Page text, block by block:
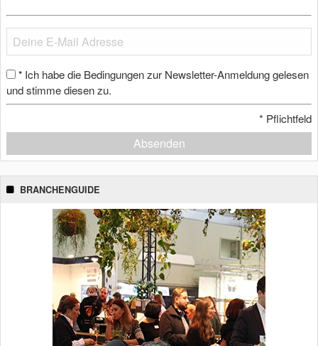
* Ich habe die Bedingungen zur Newsletter-Anmeldung gelesen
und stimme diesen zu.
* Pflichtfeld
Absenden
BRANCHENGUIDE